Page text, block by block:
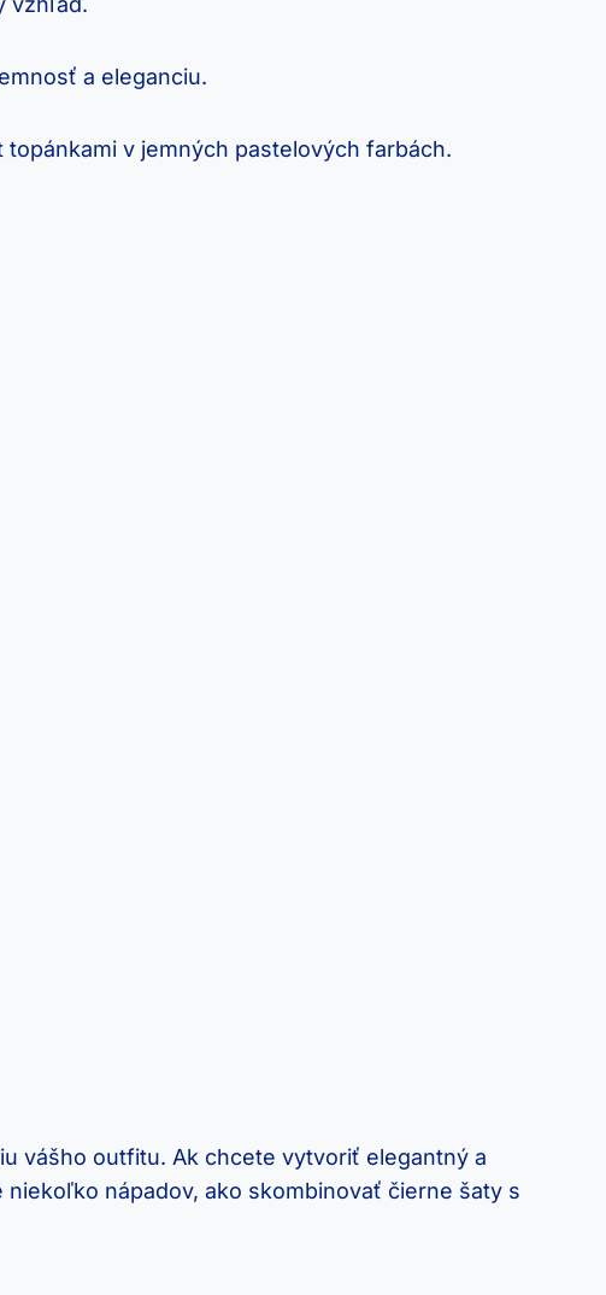
a ‍eleganciu.
v jemných pastelových farbách.
vášho outfitu. Ak chcete ​vytvoriť elegantný a
nápadov,‌ ako⁤ skombinovať čierne šaty s